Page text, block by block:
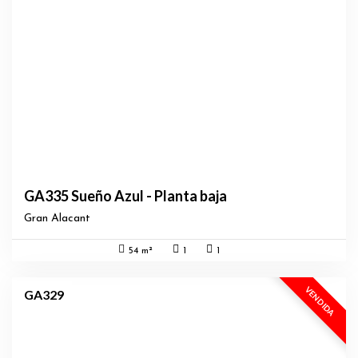
GA335 Sueño Azul - Planta baja
Gran Alacant
54 m²
VENDIDA
GA329